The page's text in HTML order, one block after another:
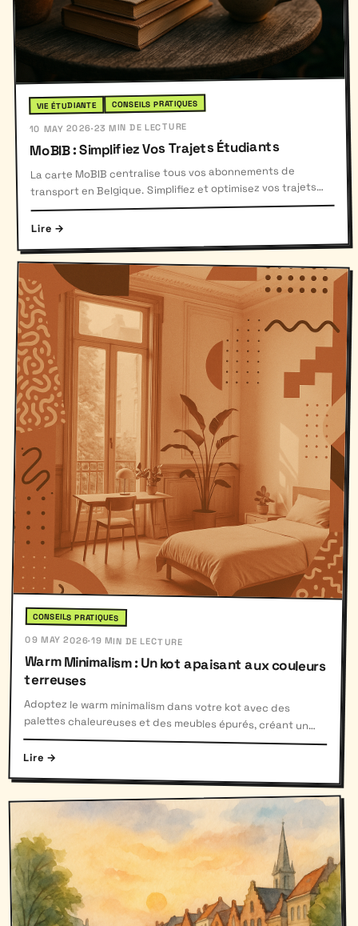
VIE ÉTUDIANTE CONSEILS PRATIQUES
10 MAY 2026·23 MIN DE LECTURE
MoBIB : Simplifiez Vos Trajets Étudiants
La carte MoBIB centralise tous vos abonnements de
transport en Belgique. Simplifiez et optimisez vos trajets
étudiants.
Lire →
CONSEILS PRATIQUES
09 MAY 2026·19 MIN DE LECTURE
Warm Minimalism : Un kot apaisant aux couleurs
terreuses
Adoptez le warm minimalism dans votre kot avec des
palettes chaleureuses et des meubles épurés, créant un
espace apaisant et stylé.
Lire →